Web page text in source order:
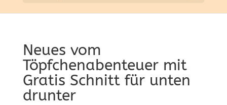
Neues vom
Töpfchenabenteuer mit
Gratis Schnitt für unten
drunter